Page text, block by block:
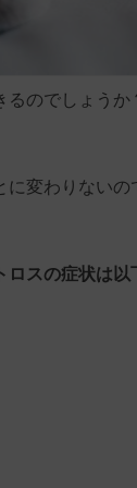
のでしょうか
変わりない
ロスの症状は以